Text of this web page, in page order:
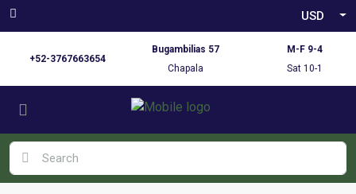
USD
+52-3767663654
Bugambilias 57
Chapala
M-F 9-4
Sat 10-1